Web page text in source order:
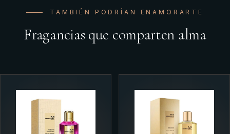
TAMBIÉN PODRÍAN ENAMORARTE
Fragancias que comparten alma